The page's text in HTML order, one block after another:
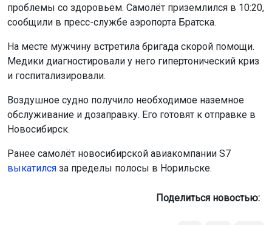
проблемы со здоровьем. Самолёт приземлился в 10:20,
сообщили в пресс-службе аэропорта Братска.
На месте мужчину встретила бригада скорой помощи.
Медики диагностировали у него гипертонический криз
и госпитализировали.
Воздушное судно получило необходимое наземное
обслуживание и дозаправку. Его готовят к отправке в
Новосибирск.
Ранее самолёт новосибирской авиакомпании S7
выкатился за пределы полосы в Норильске.
Поделиться новостью: